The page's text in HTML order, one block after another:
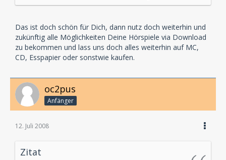
Das ist doch schön für Dich, dann nutz doch weiterhin und
zukünftig alle Möglichkeiten Deine Hörspiele via Download
zu bekommen und lass uns doch alles weiterhin auf MC,
CD, Esspapier oder sonstwie kaufen.
oc2pus
Anfänger
12. Juli 2008
Zitat